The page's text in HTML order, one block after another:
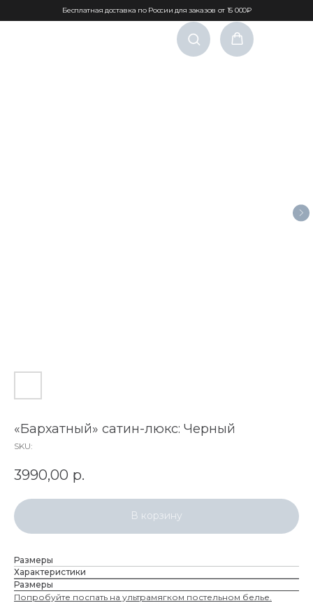
Бесплатная доставка по России для заказов от 15 000₽
«Бархатный» сатин-люкс: Черный
SKU:
3990,00 р.
В корзину
Размеры
Характеристики
Размеры
Попробуйте поспать на ультрамягком постельном белье.